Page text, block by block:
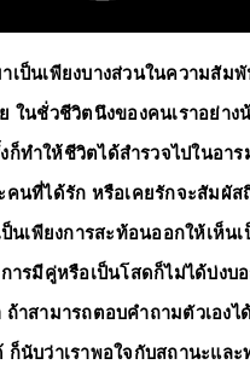
เป็นเพียงบางส่วนในความสัม
ในชั่วชีวิตนึงของคนเราอย่าง
ก็ทำให้ชีวิตได้สำรวจไปในอา
คนที่ได้รัก หรือเคยรักจะสัมผัส
นเพียงการสะท้อนออกให้เห็นเ
ารมีคู่หรือเป็นโสดก็ไม่ได้บ่งบ
าสามารถตอบคำถามตัวเองไ
นับว่าเราพอใจกับสถานะและ